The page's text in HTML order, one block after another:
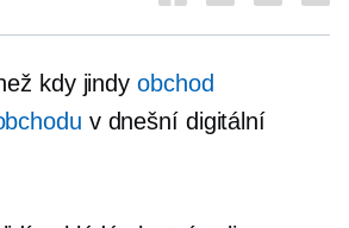
kdy jindy obchod
v dnešní digitální